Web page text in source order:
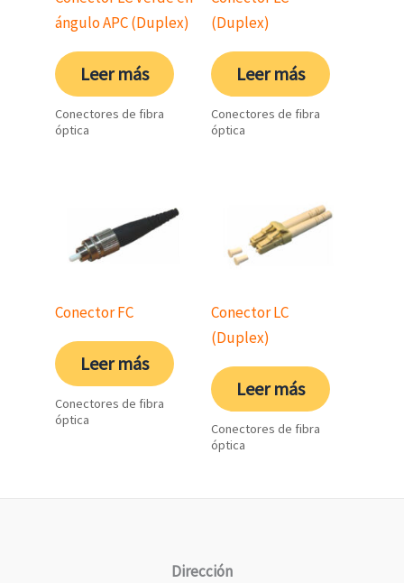
ángulo APC (Duplex)
Leer más
Conectores de fibra
óptica
(Duplex)
Leer más
Conectores de fibra
óptica
Conector FC
Leer más
Conectores de fibra
óptica
Conector LC
(Duplex)
Leer más
Conectores de fibra
óptica
Dirección